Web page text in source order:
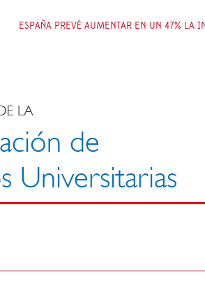
ESPAÑA PREVÉ AUMENTAR EN UN 47%